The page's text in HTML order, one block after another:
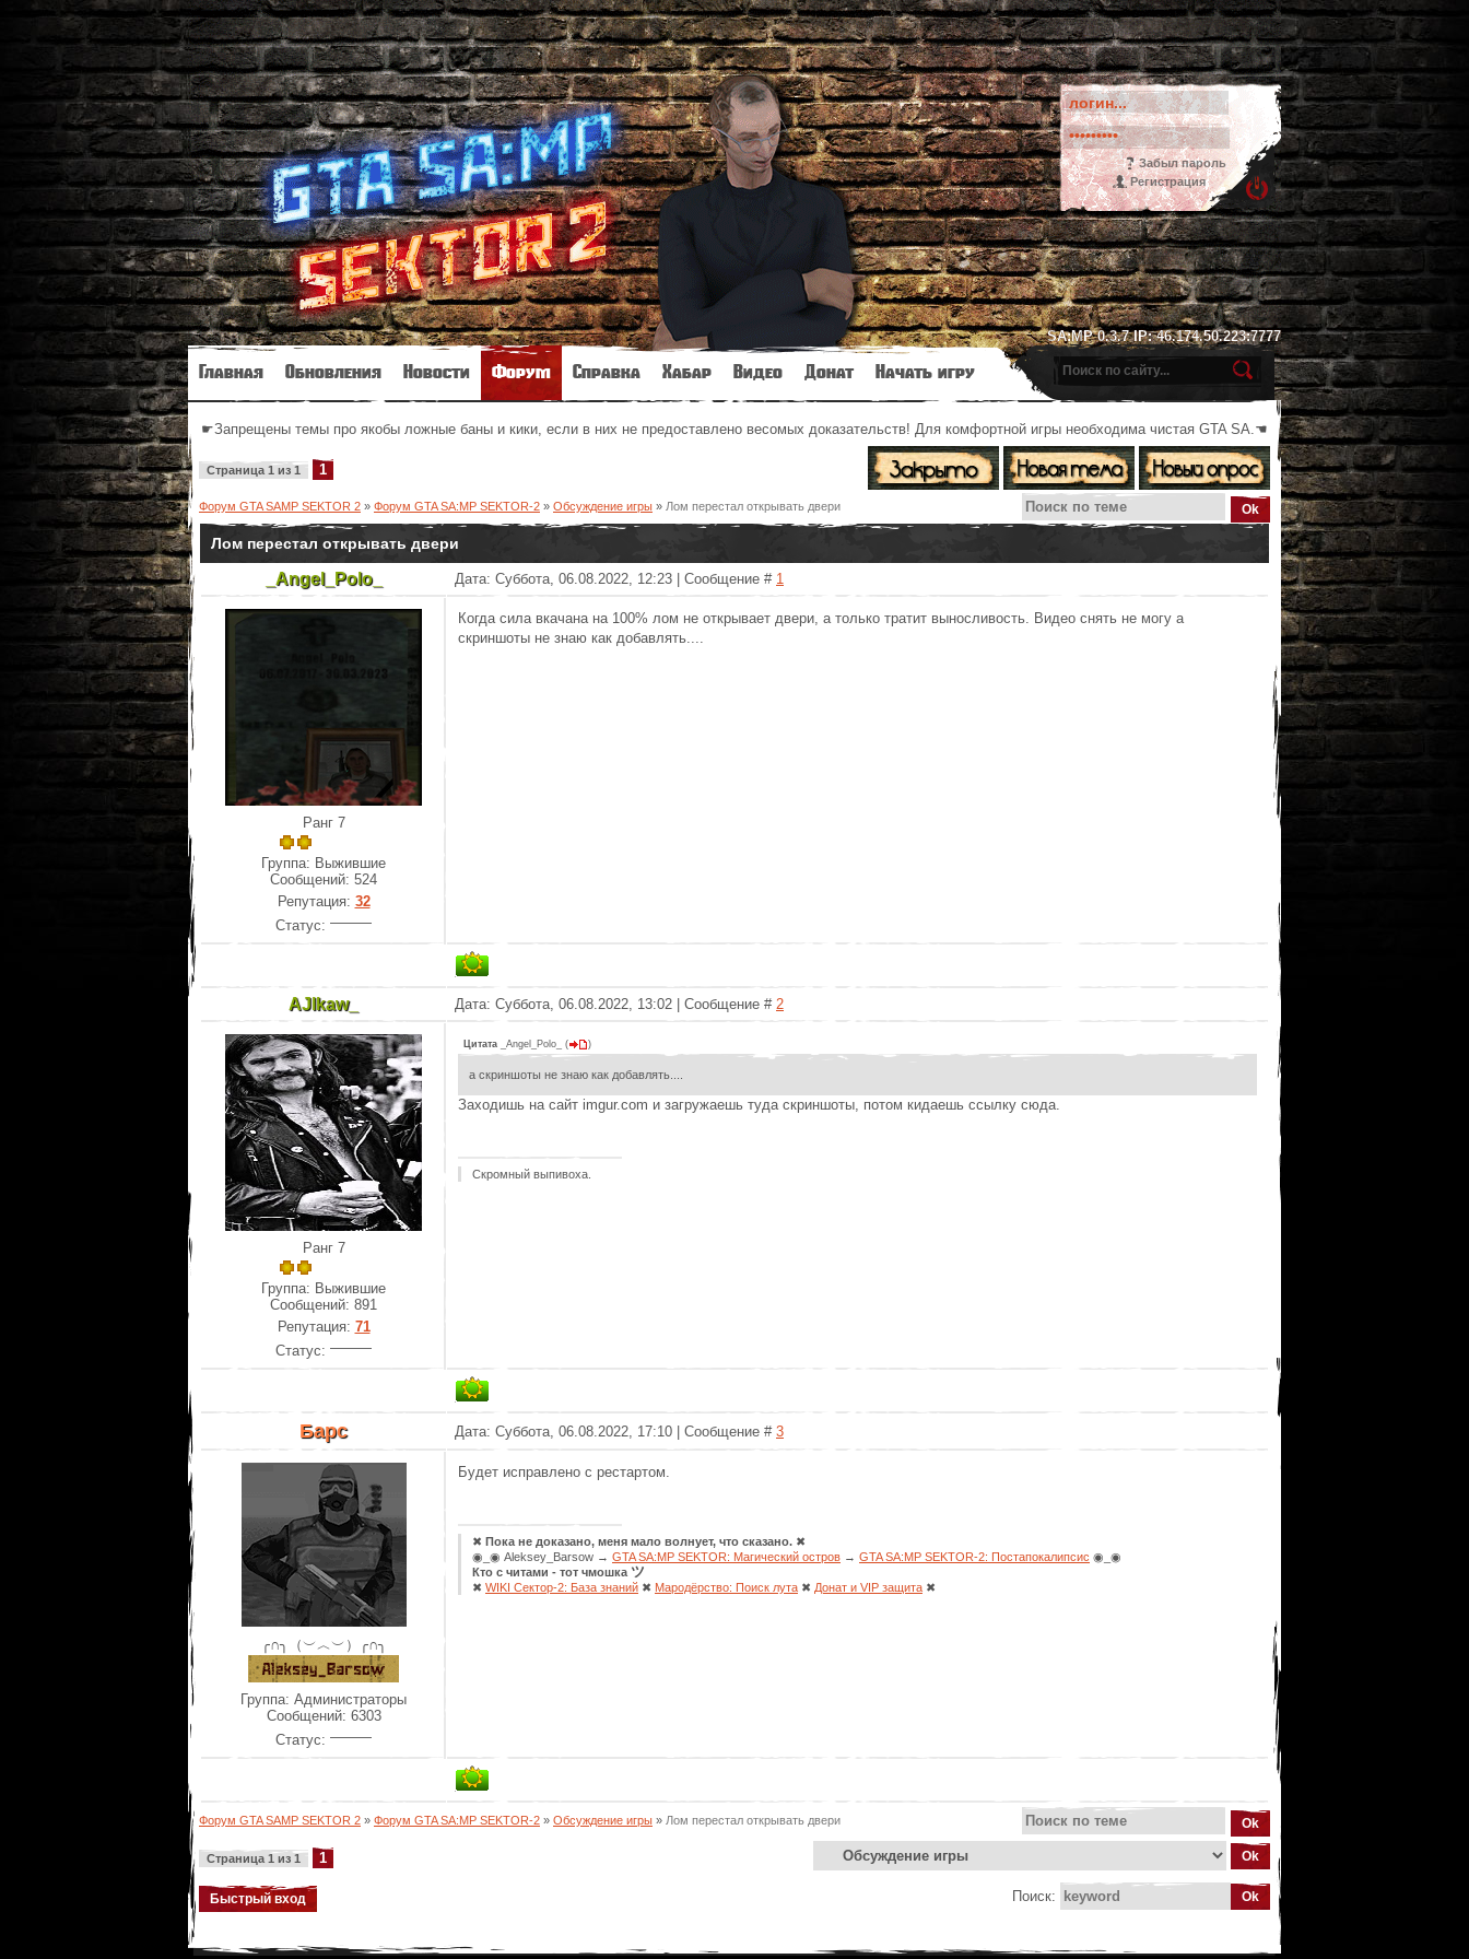
Забыл пароль
Регистрация
SA:MP 0.3.7 IP: 46.174.50.223:7777
Главная Обновления Новости Форум Справка Хабар Видео Донат Начать игру
☛Запрещены темы про якобы ложные баны и кики, если в них не предоставлено весомых доказательств! Для комфортной игры необходима чистая GTA SA.☚
Страница 1 из 1 1
Форум GTA SAMP SEKTOR 2 » Форум GTA SA:MP SEKTOR-2 » Обсуждение игры » Лом перестал открывать двери
Лом перестал открывать двери
_Angel_Polo_ Дата: Суббота, 06.08.2022, 12:23 | Сообщение # 1
Ранг 7
Группа: Выжившие
Сообщений: 524
Репутация: 32
Статус:
Когда сила вкачана на 100% лом не открывает двери, а только тратит выносливость. Видео снять не могу а
скриншоты не знаю как добавлять....
AJlkaw_ Дата: Суббота, 06.08.2022, 13:02 | Сообщение # 2
Ранг 7
Группа: Выжившие
Сообщений: 891
Репутация: 71
Статус:
Цитата _Angel_Polo_ ( )
а скриншоты не знаю как добавлять....
Заходишь на сайт imgur.com и загружаешь туда скриншоты, потом кидаешь ссылку сюда.
Скромный выпивоха.
Барс Дата: Суббота, 06.08.2022, 17:10 | Сообщение # 3
╭∩╮（︶︿︶）╭∩╮
Группа: Администраторы
Сообщений: 6303
Статус:
Будет исправлено с рестартом.
✖ Пока не доказано, меня мало волнует, что сказано. ✖
◉_◉ Aleksey_Barsow → GTA SA:MP SEKTOR: Магический остров → GTA SA:MP SEKTOR-2: Постапокалипсис ◉_◉
Кто с читами - тот чмошка ツ
✖ WIKI Сектор-2: База знаний ✖ Мародёрство: Поиск лута ✖ Донат и VIP защита ✖
Форум GTA SAMP SEKTOR 2 » Форум GTA SA:MP SEKTOR-2 » Обсуждение игры » Лом перестал открывать двери
Страница 1 из 1 1
Поиск: